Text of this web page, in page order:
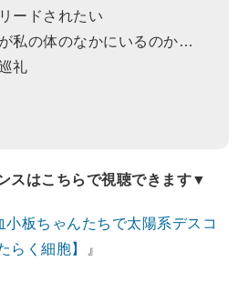
ードされたい
私の体のなかにいるのか…
礼
スはこちらで視聴できます▼
小板ちゃんたちで太陽系デスコ
らく細胞】
』